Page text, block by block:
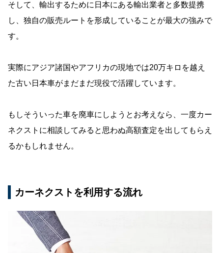
そして、輸出するために日本にある輸出業者と多数提携
し、独自の販売ルートを形成していることが最大の強みで
す。
実際にアジア諸国やアフリカの現地では20万キロを越え
た古い日本車がまだまだ現役で活躍しています。
もしそういった車を廃車にしようとお考えなら、一度カー
ネクストに相談してみると思わぬ高額査定を出してもらえ
るかもしれません。
カーネクストを利用する流れ